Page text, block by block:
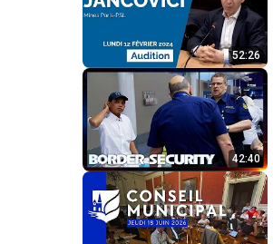
52:26
42:40